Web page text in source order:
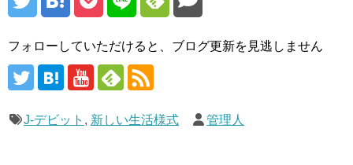
フォローしていただけると、ブログ更新を見逃しません
J-デビット , 新しい生活様式 管理人